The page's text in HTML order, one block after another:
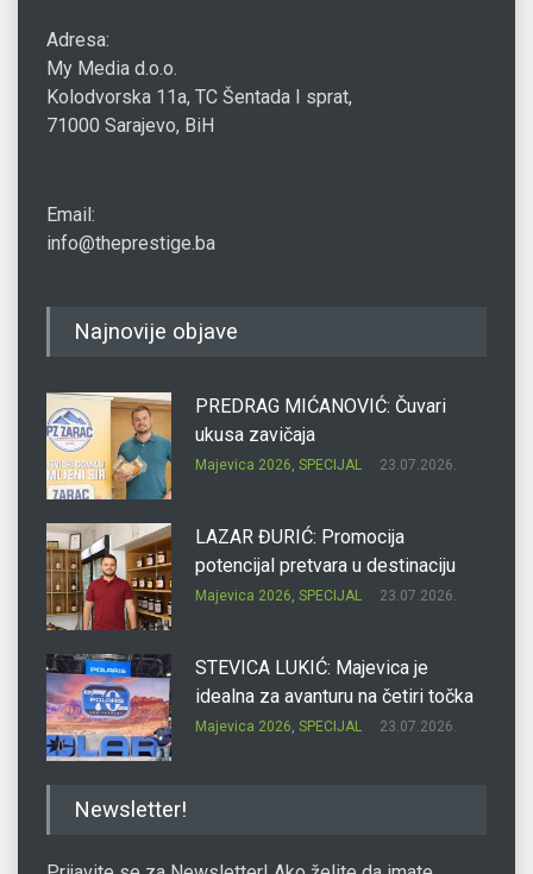
Adresa:
My Media d.o.o.
Kolodvorska 11a, TC Šentada I sprat,
71000 Sarajevo, BiH
Email:
info@theprestige.ba
Najnovije objave
PREDRAG MIĆANOVIĆ: Čuvari
ukusa zavičaja
Majevica 2026, SPECIJAL 23.07.2026.
LAZAR ĐURIĆ: Promocija
potencijal pretvara u destinaciju
Majevica 2026, SPECIJAL 23.07.2026.
STEVICA LUKIĆ: Majevica je
idealna za avanturu na četiri točka
Majevica 2026, SPECIJAL 23.07.2026.
Newsletter!